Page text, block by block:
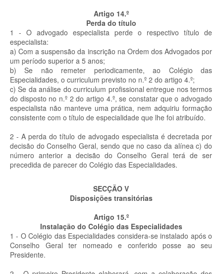
Artigo 14.º
Perda do título
1 - O advogado especialista perde o respectivo título de
especialista:
a) Com a suspensão da inscrição na Ordem dos Advogados por
um período superior a 5 anos;
b) Se não remeter periodicamente, ao Colégio das
Especialidades, o curriculum previsto no n.º 2 do artigo 4.º;
c) Se da análise do curriculum profissional entregue nos termos
do disposto no n.º 2 do artigo 4.º, se constatar que o advogado
especialista não manteve uma prática, nem adquiriu formação
consistente com o título de especialidade que lhe foi atribuído.
2 - A perda do título de advogado especialista é decretada por
decisão do Conselho Geral, sendo que no caso da alínea c) do
número anterior a decisão do Conselho Geral terá de ser
precedida de parecer do Colégio das Especialidades.
SECÇÃO V
Disposições transitórias
Artigo 15.º
Instalação do Colégio das Especialidades
1 - O Colégio das Especialidades considera-se instalado após o
Conselho Geral ter nomeado e conferido posse ao seu
Presidente.